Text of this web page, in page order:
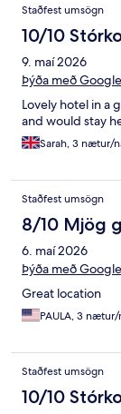
Staðfest umsögn
10/10
9. maí 2026
Þýða með Google
Lovely hotel in a
and would stay
Sarah, 3 nætur/
Staðfest umsögn
8/10 Mjög
6. maí 2026
Þýða með Google
Great location
PAULA, 3
Staðfest umsögn
10/10